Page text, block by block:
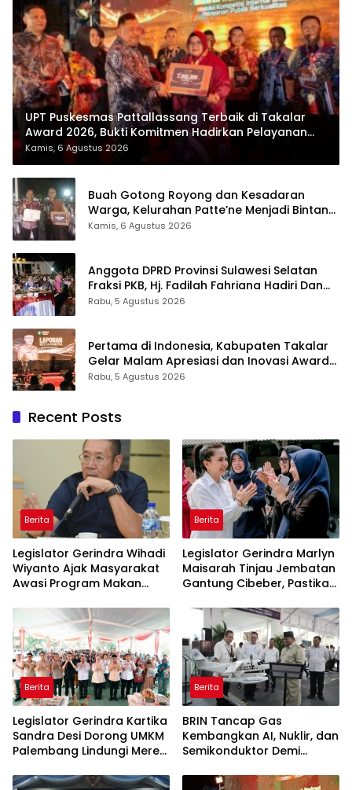
UPT Puskesmas Pattallassang Terbaik di Takalar
Award 2026, Bukti Komitmen Hadirkan Pelayanan
Kesehatan Berkualitas
Kamis, 6 Agustus 2026
Buah Gotong Royong dan Kesadaran
Warga, Kelurahan Patte’ne Menjadi Bintang
Takalar Award 2026
Kamis, 6 Agustus 2026
Anggota DPRD Provinsi Sulawesi Selatan
Fraksi PKB, Hj. Fadilah Fahriana Hadiri Dan
Beri Apresiasi : Takalar Menyalakan Lentera
Rabu, 5 Agustus 2026
Pertama di Indonesia, Kabupaten Takalar
Gelar Malam Apresiasi dan Inovasi Award
2026: Panggung Penghargaan bagi
Rabu, 5 Agustus 2026
Recent Posts
Berita
Legislator Gerindra Wihadi
Wiyanto Ajak Masyarakat
Awasi Program Makan
Sasaran
Berita
Legislator Gerindra Marlyn
Maisarah Tinjau Jembatan
Gantung Cibeber, Pastikan
Berita
Legislator Gerindra Kartika
Sandra Desi Dorong UMKM
Palembang Lindungi Merek
Berita
BRIN Tancap Gas
Kembangkan AI, Nuklir, dan
Semikonduktor Demi
Indonesia